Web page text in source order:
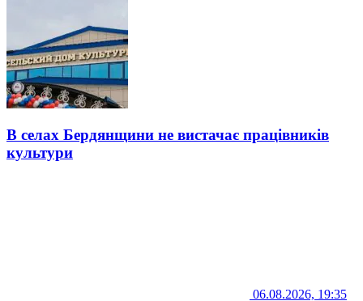
В селах Бердянщини не вистачає працівників
культури
06.08.2026, 19:35